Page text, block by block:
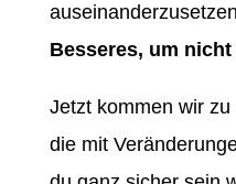
Besseres, um
Jetzt kommen wir
die mit